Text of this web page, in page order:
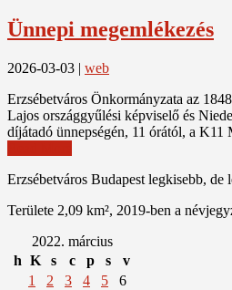
Ünnepi megemlékezés
2026-03-03 | web
Erzsébetváros Önkormányzata az
Lajos országgyűlési képviselő és
díjátadó ünnepségén, 11 órától, a K11
Erzsébetváros Budapest legkisebb,
Területe 2,09 km², 2019-ben a
2022. március
h K s c p s
v
1
2 3 4 5
6